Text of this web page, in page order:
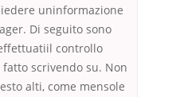
uninformazione
Di seguito sono
controllo
scrivendo su. Non
alti, come mensole